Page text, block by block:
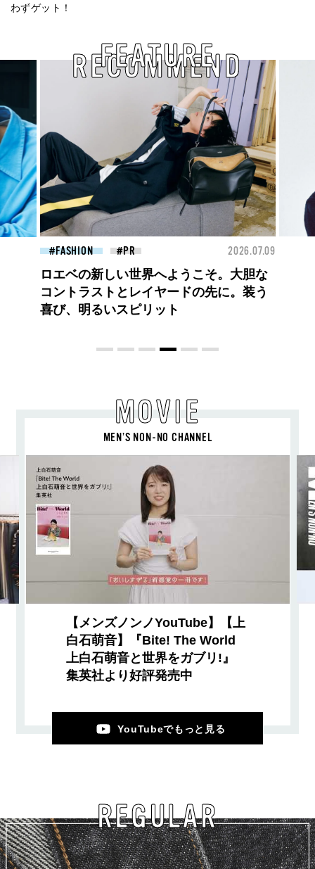
わずゲット！
RECOMMEND
FEATURE
FASHION 2026.07.09
【PRADA × NI-KI(ENHYPEN)】時をかけ
る、ニューモード
MOVIE
MEN’S NON-NO CHANNEL
【メンズノンノYouTube】【上
白石萌音】『Bite! The World
上白石萌音と世界をガブリ!』
集英社より好評発売中
YouTubeでもっと見る
REGULAR